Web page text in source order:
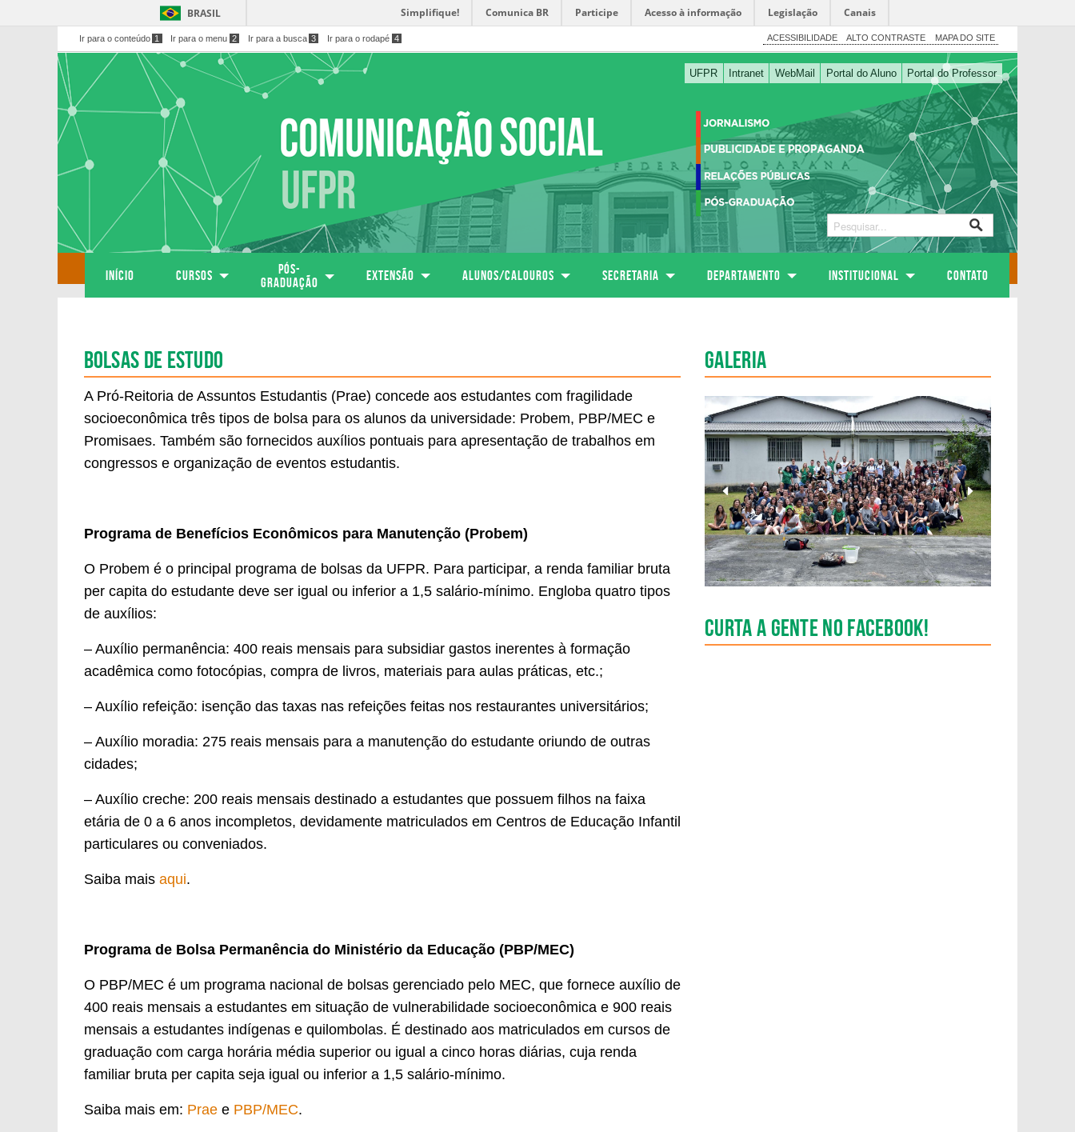
BRASIL Simplifique! Comunica BR Participe Acesso à informação Legislação Canais
Ir para o conteúdo 1 Ir para o menu 2 Ir para a busca 3 Ir para o rodapé 4 ACESSIBILIDADE ALTO CONTRASTE MAPA DO SITE
UFPR Intranet WebMail Portal do Aluno Portal do Professor
Início Cursos
PÓS-
GRADUAÇÃO
Extensão Alunos/calouros SECRETARIA DEPARTAMENTO Institucional Contato
Bolsas de estudo
A Pró-Reitoria de Assuntos Estudantis (Prae) concede aos estudantes com fragilidade
socioeconômica três tipos de bolsa para os alunos da universidade: Probem, PBP/MEC e
Promisaes. Também são fornecidos auxílios pontuais para apresentação de trabalhos em
congressos e organização de eventos estudantis.
Programa de Benefícios Econômicos para Manutenção (Probem)
O Probem é o principal programa de bolsas da UFPR. Para participar, a renda familiar bruta
per capita do estudante deve ser igual ou inferior a 1,5 salário-mínimo. Engloba quatro tipos
de auxílios:
– Auxílio permanência: 400 reais mensais para subsidiar gastos inerentes à formação
acadêmica como fotocópias, compra de livros, materiais para aulas práticas, etc.;
– Auxílio refeição: isenção das taxas nas refeições feitas nos restaurantes universitários;
– Auxílio moradia: 275 reais mensais para a manutenção do estudante oriundo de outras
cidades;
– Auxílio creche: 200 reais mensais destinado a estudantes que possuem filhos na faixa
etária de 0 a 6 anos incompletos, devidamente matriculados em Centros de Educação Infantil
particulares ou conveniados.
Saiba mais aqui.
Programa de Bolsa Permanência do Ministério da Educação (PBP/MEC)
O PBP/MEC é um programa nacional de bolsas gerenciado pelo MEC, que fornece auxílio de
400 reais mensais a estudantes em situação de vulnerabilidade socioeconômica e 900 reais
mensais a estudantes indígenas e quilombolas. É destinado aos matriculados em cursos de
graduação com carga horária média superior ou igual a cinco horas diárias, cuja renda
familiar bruta per capita seja igual ou inferior a 1,5 salário-mínimo.
Saiba mais em: Praee PBP/MEC.
Galeria
Anterior
Slide
Pr�ximo
Slide
Curta a gente no Facebook!